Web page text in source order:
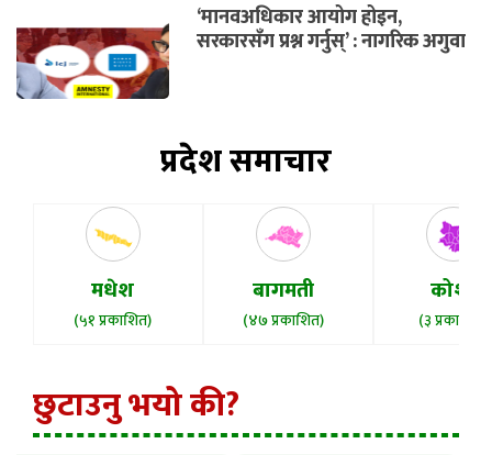
‘मानवअधिकार आयोग होइन,
सरकारसँग प्रश्न गर्नुस्’ : नागरिक अगुवा
प्रदेश समाचार
मधेश
(५१ प्रकाशित)
बागमती
(४७ प्रकाशित)
कोशी
(३ प्रकाशित)
छुटाउनु भयो की?